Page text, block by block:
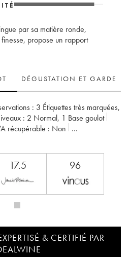
par sa matière ronde,
propose un rapport
DÉGUSTATION ET GARDE
: 3 Étiquettes très marquées,
: 2 Normal, 1 Base goulot
récupérable :
non
17.5 96
& CERTIFIÉ PAR